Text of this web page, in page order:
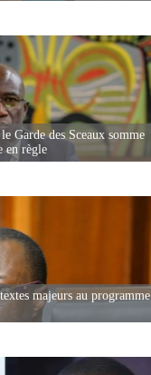
Garde des Sceaux somme
en règle
majeurs au programme